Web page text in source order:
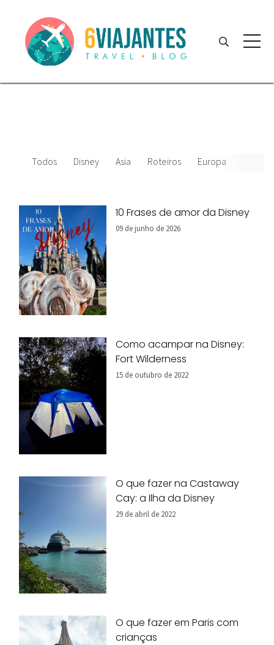
Todos Disney Asia Roteiros Europa
10 Frases de amor da Disney
09 de junho de 2026
Como acampar na Disney:
Fort Wilderness
15 de outubro de 2022
O que fazer na Castaway
Cay: a Ilha da Disney
29 de abril de 2022
O que fazer em Paris com
crianças